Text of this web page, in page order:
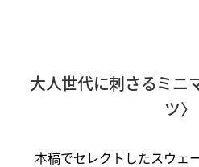
大人世代に刺さるミニ
ツ〉
本稿でセレクトしたスウェ